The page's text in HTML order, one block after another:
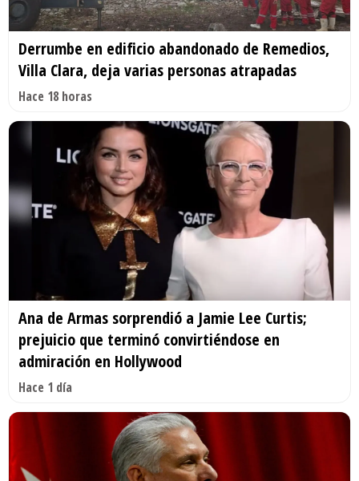
Derrumbe en edificio abandonado de Remedios,
Villa Clara, deja varias personas atrapadas
Hace 18 horas
Ana de Armas sorprendió a Jamie Lee Curtis;
prejuicio que terminó convirtiéndose en
admiración en Hollywood
Hace 1 día